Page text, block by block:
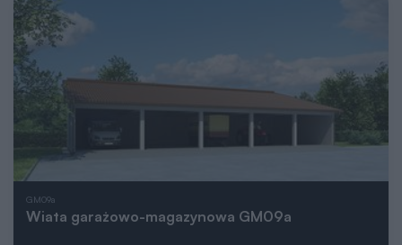
GM09a
Wiata garażowo-magazynowa GM09a